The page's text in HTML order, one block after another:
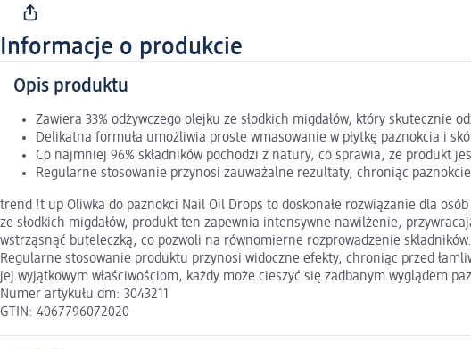
Informacje o produkcie
Opis produktu
Zawiera 33% odżywczego olejku ze słodkich migdałów, który skutecznie
Delikatna formuła umożliwia proste wmasowanie w płytkę paznokcia i
Co najmniej 96% składników pochodzi z natury, co sprawia, że produkt
Regularne stosowanie przynosi zauważalne rezultaty, chroniąc
trend !t up Oliwka do paznokci Nail Oil Drops to doskonałe rozwiązanie dla
ze słodkich migdałów, produkt ten zapewnia intensywne nawilżenie,
wstrząsnąć buteleczką, co pozwoli na równomierne rozprowadzenie
Regularne stosowanie produktu przynosi widoczne efekty, chroniąc przed
jej wyjątkowym właściwościom, każdy może cieszyć się zadbanym wyglądem
Numer artykułu dm: 3043211
GTIN: 4067796072020